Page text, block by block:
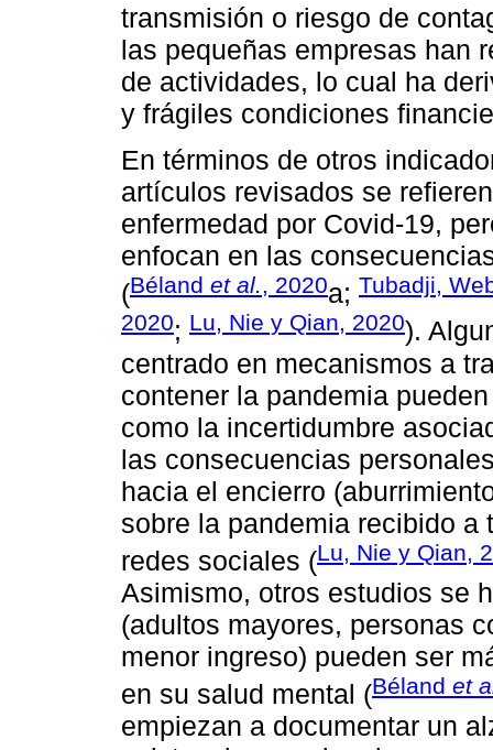
transmisión o riesgo de
las pequeñas empresas han
de actividades, lo cual ha
y frágiles condiciones
En términos de otros
artículos revisados se
enfermedad por Covid-19,
enfocan en las
(Béland et al., 2020a; Tubadji,
2020; Lu, Nie y Qian, 2020).
centrado en mecanismos a
contener la pandemia
como la incertidumbre
las consecuencias
hacia el encierro
sobre la pandemia recibido
redes sociales (Lu, Nie y Qian,
Asimismo, otros estudios se
(adultos mayores, personas
menor ingreso) pueden ser
en su salud mental (Béland et
empiezan a documentar un